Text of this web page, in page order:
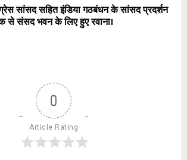
सांसद सहित इंडिया गठबंधन के सांसद प्रदर्शन
से संसद भवन के लिए हुए रवाना।
0
Article Rating